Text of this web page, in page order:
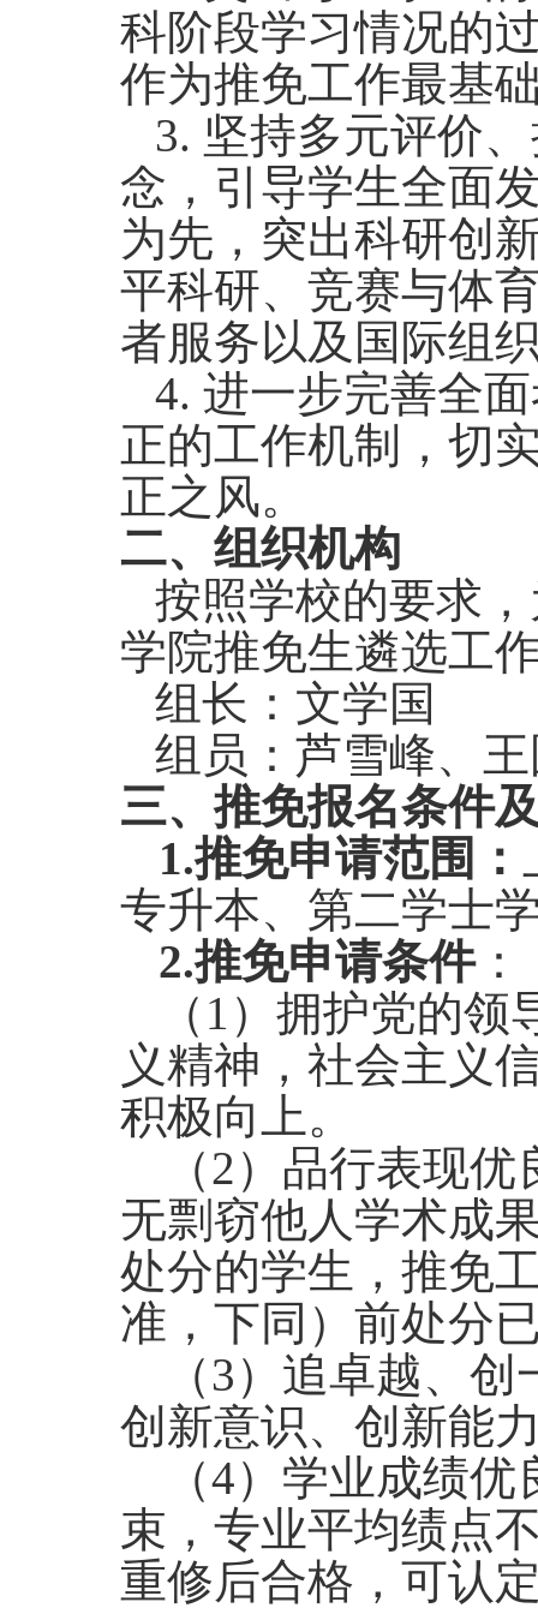
科阶段学习情况的
作为推免工作最基
3. 坚持多元评价
念，引导学生全面
为先，突出科研创
平科研、竞赛与体
者服务以及国际组
4. 进一步完善全
正的工作机制，切
正之风。
二、组织机构
按照学校的要求
学院推免生遴选工
组长：文学国
组员：芦雪峰、
三、推免报名条件
1.推免申请范围：
专升本、第二学士
2.推免申请条件：
（1）拥护党的
义精神，社会主义
积极向上。
（2）品行表现优
无剽窃他人学术成
处分的学生，推免
准 ， 下同）前处分
（3） 追卓越、创
创新意识、创新能
（4） 学业成绩优
束，专业平均绩点
重修后合格，可认